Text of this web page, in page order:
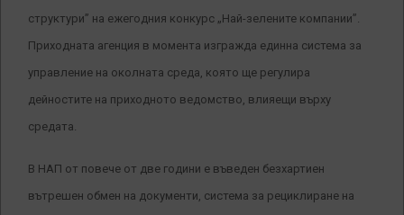
структури” на ежегодния конкурс „Най-зелените компании”.
Приходната агенция в момента изгражда единна система за
управление на околната среда, която ще регулира
дейностите на приходното ведомство, влияещи върху
средата.
В НАП от повече от две години е въведен безхартиен
вътрешен обмен на документи, система за рециклиране на